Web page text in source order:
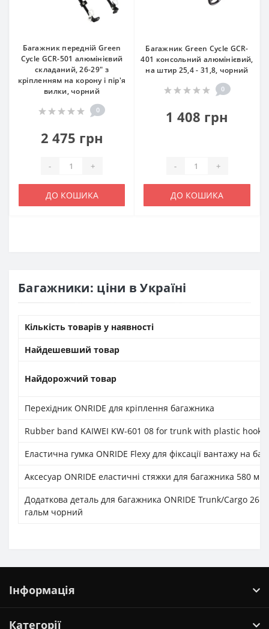
Багажник передній Green
Cycle GCR-501 алюмінієвий
складаний, 26-29" з
кріпленням на корону і пір'я
вилки, чорний
0
2 475 грн
- +
ДО КОШИКА
Багажник Green Cycle GCR-
401 консольний алюмінієвий,
на штир 25,4 - 31,8, чорний
0
1 408 грн
- +
ДО КОШИКА
Багажники: ціни в Україні
Кількість товарів у наявності
Найдешевший товар
Найдорожчий товар
Перехідник ONRIDE для кріплення багажника
Rubber band KAIWEI KW-601 08 for trunk with plastic hooks
Еластична гумка ONRIDE Flexy для фіксації вантажу на
Аксесуар ONRIDE еластичні стяжки для багажника 580 мм
Додаткова деталь для багажника ONRIDE Trunk/Cargo
гальм чорний
Інформація
Категорії